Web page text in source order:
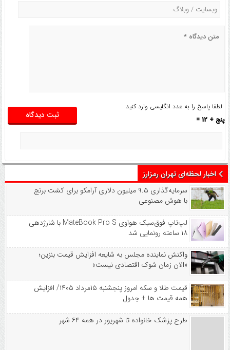
لطفا پاسخ را به عدد انگلیسی وارد کنید:
پنج + 12 =
اخبار لحظه‌ای تهران رمزارز
سرمایه‌گذاری ۹.۵ میلیون دلاری آرامکو برای کشت برنج
با هوش مصنوعی
لپ‌تاپ فوق‌سبک هواوی MateBook Pro S با شارژدهی
۱۸ ساعته رونمایی شد
واکنش نماینده مجلس به شایعه افزایش قیمت بنزین؛
«الان زمان شوک اقتصادی نیست»
قیمت طلا و سکه امروز پنجشنبه ۱۵مرداد ۱۴۰۵/ افزایش
همه قیمت ها + جدول
طرح پزشک خانواده تا شهریور در همه ۶۴ شهر